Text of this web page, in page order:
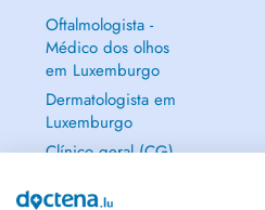
Oftalmologista -
Médico dos olhos
em Luxemburgo
Dermatologista em
Luxemburgo
Clínico geral (CG)
Ginecologista em